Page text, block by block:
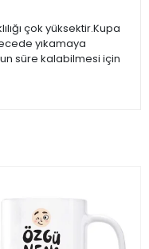
çok yüksektir.Kupa
yıkamaya
süre kalabilmesi için